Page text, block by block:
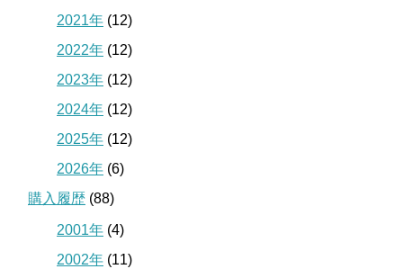
2021年 (12)
2022年 (12)
2023年 (12)
2024年 (12)
2025年 (12)
2026年 (6)
購入履歴 (88)
2001年 (4)
2002年 (11)